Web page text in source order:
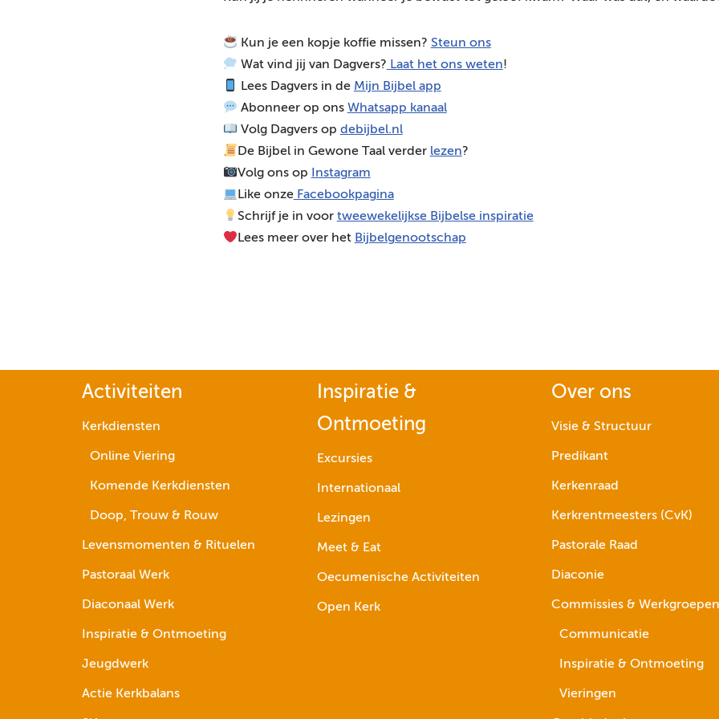
o
s
p
e
e
r
Kun je een kopje koffie missen? Steun ons
Wat vind jij van Dagvers? Laat het ons weten!
Lees Dagvers in de Mijn Bijbel app
Abonneer op ons Whatsapp kanaal
Volg Dagvers op debijbel.nl
De Bijbel in Gewone Taal verder lezen?
Volg ons op
Instagram
Like onzeFacebookpagina
Schrijf je in voor tweewekelijkse Bijbelse inspiratie
Lees meer over het Bijbelgenootschap
Activiteiten
Kerkdiensten
Online Viering
Komende Kerkdiensten
Doop, Trouw & Rouw
Levensmomenten & Rituelen
Pastoraal Werk
Diaconaal Werk
Inspiratie & Ontmoeting
Jeugdwerk
Actie Kerkbalans
Inspiratie &
Ontmoeting
Excursies
Internationaal
Lezingen
Meet & Eat
Oecumenische Activiteiten
Open Kerk
Over ons
Visie & Structuur
Predikant
Kerkenraad
Kerkrentmeesters (CvK)
Pastorale Raad
Diaconie
Commissies & Werkgroepen
Communicatie
Inspiratie & Ontmoeting
Vieringen